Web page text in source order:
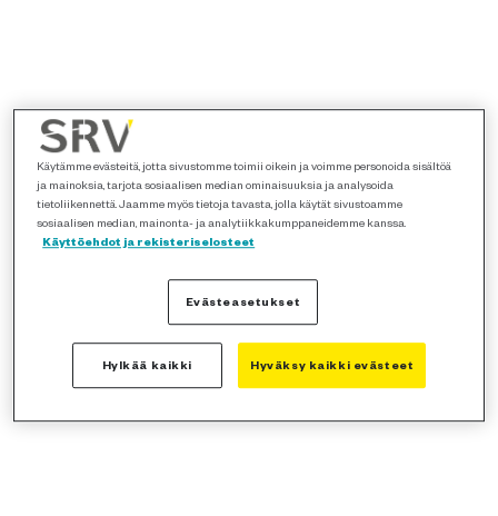
Käytämme evästeitä, jotta sivustomme toimii oikein ja voimme personoida sisältöä
ja mainoksia, tarjota sosiaalisen median ominaisuuksia ja analysoida
tietoliikennettä. Jaamme myös tietoja tavasta, jolla käytät sivustoamme
sosiaalisen median, mainonta- ja analytiikkakumppaneidemme kanssa.
Käyttöehdot ja rekisteriselosteet
Evästeasetukset
Hylkää kaikki Hyväksy kaikki evästeet